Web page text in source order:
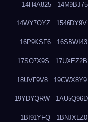
14H4A825 14M9BJ75
14WY7OYZ 1546DY9V
16P9KSF6 16SBWI43
17SO7X9S 17UXEZ2B
18UVF9V8 19CWX8Y9
19YDYQRW 1AU5Q96D
1BI91YFQ 1BNJXLZ0